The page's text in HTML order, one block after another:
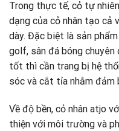
Trong thực tế, cỏ tự
dạng của cỏ nhân tạo cả
dày. Đặc biệt là sản
golf, sân đá bóng
tốt thì cần trang bị hệ
sóc và cắt tỉa nhằm đảm
Về độ bền, cỏ nhân atjo
thiện với môi trường và